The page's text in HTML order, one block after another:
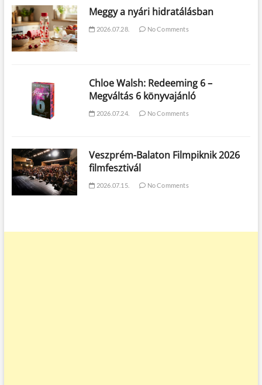
Meggy a nyári hidratálásban
2026.07.28. No Comments
Chloe Walsh: Redeeming 6 –
Megváltás 6 könyvajánló
2026.07.24. No Comments
Veszprém-Balaton Filmpiknik 2026
filmfesztivál
2026.07.15. No Comments